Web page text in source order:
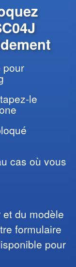
pour
le
cas où vous
du modèle
formulaire
pour